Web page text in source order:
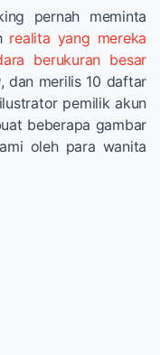
pernah meminta
realita yang mereka
berukuran besar
, dan merilis 10 daftar
pemilik akun
beberapa gambar
oleh para wanita